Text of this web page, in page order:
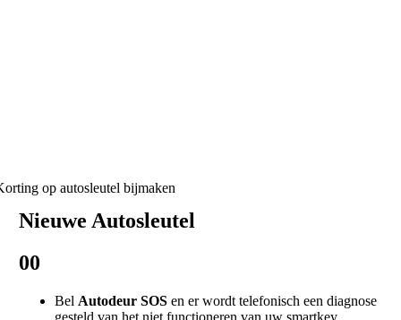
Nieuwe Autosleutel
00
Bel Autodeur SOSen er wordt telefonisch een diagnose